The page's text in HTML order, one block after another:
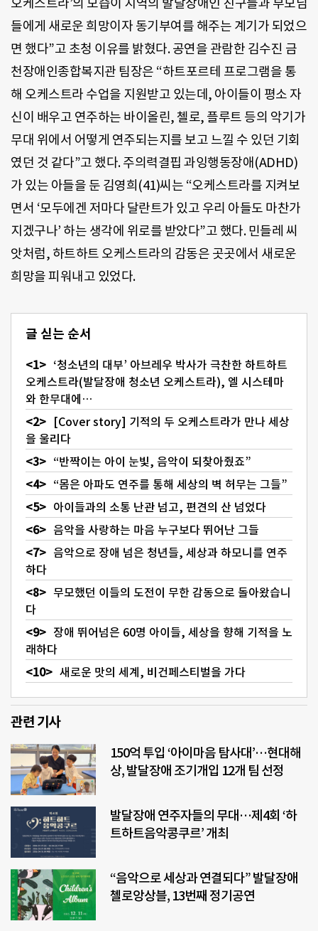
오케스트라’의 모습이 지역의 발달장애인 친구들과 부모님
들에게 새로운 희망이자 동기부여를 해주는 계기가 되었으
면 했다”고 초청 이유를 밝혔다. 공연을 관람한 김수진 금
천장애인종합복지관 팀장은 “하트포르테 프로그램을 통
해 오케스트라 수업을 지원받고 있는데, 아이들이 평소 자
신이 배우고 연주하는 바이올린, 첼로, 플루트 등의 악기가
무대 위에서 어떻게 연주되는지를 보고 느낄 수 있던 기회
였던 것 같다”고 했다. 주의력결핍 과잉행동장애(ADHD)
가 있는 아들을 둔 김영희(41)씨는 “오케스트라를 지켜보
면서 ‘모두에겐 저마다 달란트가 있고 우리 아들도 마찬가
지겠구나’ 하는 생각에 위로를 받았다”고 했다. 민들레 씨
앗처럼, 하트하트 오케스트라의 감동은 곳곳에서 새로운
희망을 피워내고 있었다.
글 싣는 순서
‘청소년의 대부’ 아브레우 박사가 극찬한 하트하트
오케스트라(발달장애 청소년 오케스트라), 엘 시스테마
와 한무대에…
[Cover story] 기적의 두 오케스트라가 만나 세상
을 울리다
“반짝이는 아이 눈빛, 음악이 되찾아줬죠”
“몸은 아파도 연주를 통해 세상의 벽 허무는 그들”
아이들과의 소통 난관 넘고, 편견의 산 넘었다
음악을 사랑하는 마음 누구보다 뛰어난 그들
음악으로 장애 넘은 청년들, 세상과 하모니를 연주
하다
무모했던 이들의 도전이 무한 감동으로 돌아왔습니
다
장애 뛰어넘은 60명 아이들, 세상을 향해 기적을 노
래하다
새로운 맛의 세계, 비건페스티벌을 가다
관련 기사
150억 투입 ‘아이마음 탐사대’…현대해
상, 발달장애 조기개입 12개 팀 선정
발달장애 연주자들의 무대…제4회 ‘하
트하트음악콩쿠르’ 개최
“음악으로 세상과 연결되다” 발달장애
첼로앙상블, 13번째 정기공연